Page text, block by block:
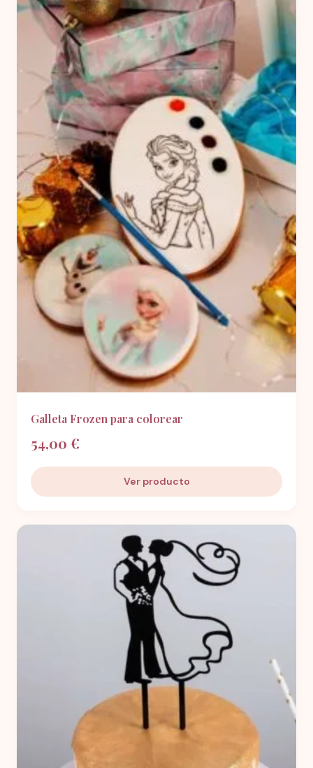
Galleta Frozen para colorear
54,00 €
Ver producto